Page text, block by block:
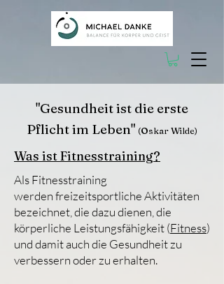
"Gesundheit ist die erste
Pflicht im Leben" (Oskar Wilde)
Was ist Fitnesstraining?
Als Fitnesstraining
werdenfreizeitsportlicheAktivitäten
bezeichnet, die dazu dienen, die
körperliche Leistungsfähigkeit (Fitness)
und damit auch die Gesundheit zu
verbessern oder zu erhalten.